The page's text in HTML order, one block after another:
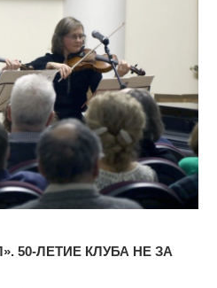
50-ЛЕТИЕ КЛУБА НЕ ЗА